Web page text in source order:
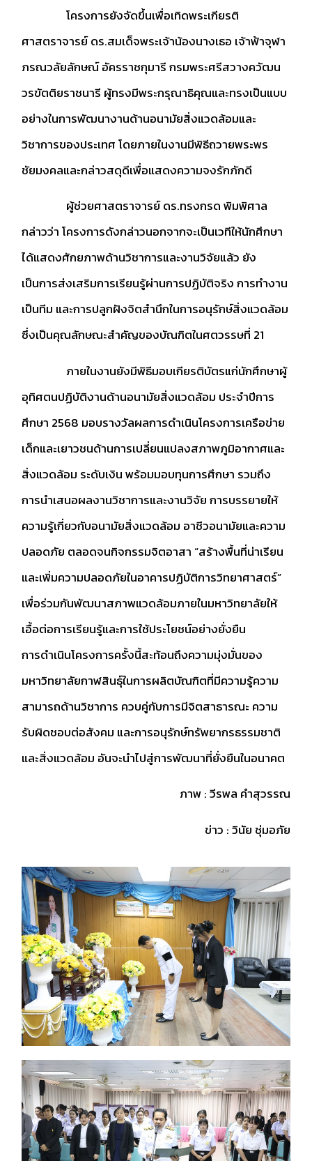
โครงการยังจัดขึ้นเพื่อเทิดพระเกียรติ
ศาสตราจารย์ ดร.สมเด็จพระเจ้าน้องนางเธอ เจ้าฟ้าจุฬา
ภรณวลัยลักษณ์ อัครราชกุมารี กรมพระศรีสวางควัฒน
วรขัตติยราชนารี ผู้ทรงมีพระกรุณาธิคุณและทรงเป็นแบบ
อย่างในการพัฒนางานด้านอนามัยสิ่งแวดล้อมและ
วิชาการของประเทศ โดยภายในงานมีพิธีถวายพระพร
ชัยมงคลและกล่าวสดุดีเพื่อแสดงความจงรักภักดี
ผู้ช่วยศาสตราจารย์ ดร.ทรงกรด พิมพิศาล
กล่าวว่า โครงการดังกล่าวนอกจากจะเป็นเวทีให้นักศึกษา
ได้แสดงศักยภาพด้านวิชาการและงานวิจัยแล้ว ยัง
เป็นการส่งเสริมการเรียนรู้ผ่านการปฏิบัติจริง การทำงาน
เป็นทีม และการปลูกฝังจิตสำนึกในการอนุรักษ์สิ่งแวดล้อม
ซึ่งเป็นคุณลักษณะสำคัญของบัณฑิตในศตวรรษที่ 21
ภายในงานยังมีพิธีมอบเกียรติบัตรแก่นักศึกษาผู้
อุทิศตนปฏิบัติงานด้านอนามัยสิ่งแวดล้อม ประจำปีการ
ศึกษา 2568 มอบรางวัลผลการดำเนินโครงการเครือข่าย
เด็กและเยาวชนด้านการเปลี่ยนแปลงสภาพภูมิอากาศและ
สิ่งแวดล้อม ระดับเงิน พร้อมมอบทุนการศึกษา รวมถึง
การนำเสนอผลงานวิชาการและงานวิจัย การบรรยายให้
ความรู้เกี่ยวกับอนามัยสิ่งแวดล้อม อาชีวอนามัยและความ
ปลอดภัย ตลอดจนกิจกรรมจิตอาสา “สร้างพื้นที่น่าเรียน
และเพิ่มความปลอดภัยในอาคารปฏิบัติการวิทยาศาสตร์”
เพื่อร่วมกันพัฒนาสภาพแวดล้อมภายในมหาวิทยาลัยให้
เอื้อต่อการเรียนรู้และการใช้ประโยชน์อย่างยั่งยืน
การดำเนินโครงการครั้งนี้สะท้อนถึงความมุ่งมั่นของ
มหาวิทยาลัยกาฬสินธุ์ในการผลิตบัณฑิตที่มีความรู้ความ
สามารถด้านวิชาการ ควบคู่กับการมีจิตสาธารณะ ความ
รับผิดชอบต่อสังคม และการอนุรักษ์ทรัพยากรธรรมชาติ
และสิ่งแวดล้อม อันจะนำไปสู่การพัฒนาที่ยั่งยืนในอนาคต
ภาพ : วีรพล คำสุวรรณ
ข่าว : วินัย ชุ่มอภัย